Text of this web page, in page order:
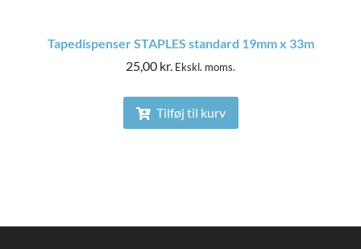
Tapedispenser STAPLES standard 19mm x 33m
25,00 kr. Ekskl. moms.
Tilføj til kurv